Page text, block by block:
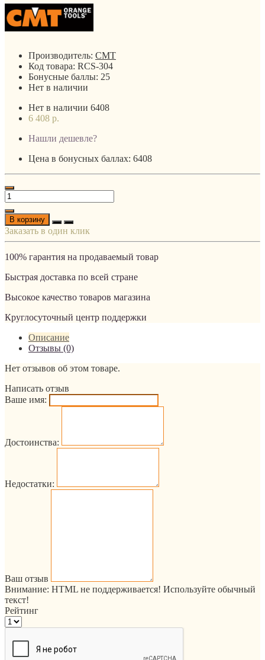
Производитель: CMT
Код товара: RCS-304
Бонусные баллы: 25
Нет в наличии
Нет в наличии 6408
6 408 р.
Нашли дешевле?
Цена в бонусных баллах: 6408
В корзину
Заказать в один клик
100% гарантия на продаваемый товар
Быстрая доставка по всей стране
Высокое качество товаров магазина
Круглосуточный центр поддержки
Описание
Отзывы (0)
Нет отзывов об этом товаре.
Написать отзыв
Ваше имя:
Достоинства:
Недостатки:
Ваш отзыв
Внимание: HTML не поддерживается! Используйте обычный
текст!
Рейтинг